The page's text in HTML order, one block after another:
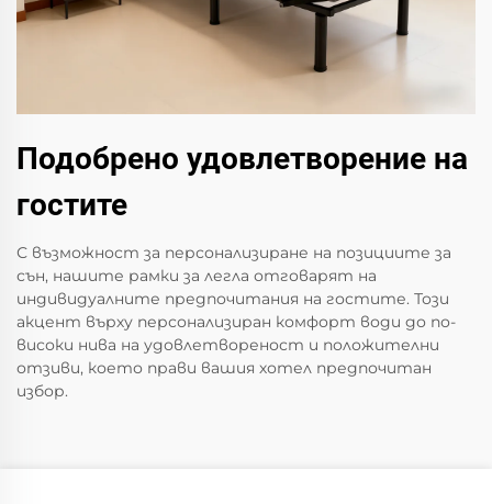
Подобрено удовлетворение на
гостите
С възможност за персонализиране на позициите за
сън, нашите рамки за легла отговарят на
индивидуалните предпочитания на гостите. Този
акцент върху персонализиран комфорт води до по-
високи нива на удовлетвореност и положителни
отзиви, което прави вашия хотел предпочитан
избор.